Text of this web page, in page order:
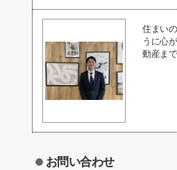
住まい
うに心
動産ま
お問い合わせ